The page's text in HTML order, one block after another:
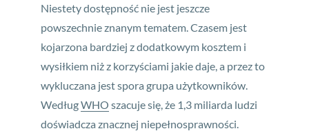
Niestety dostępność nie jest jeszcze
powszechnie znanym tematem. Czasem jest
kojarzona bardziej z dodatkowym kosztem i
wysiłkiem niż z korzyściami jakie daje, a przez to
wykluczana jest spora grupa użytkowników.
WedługWHO szacuje się, że 1,3 miliarda ludzi
doświadcza znacznej niepełnosprawności.